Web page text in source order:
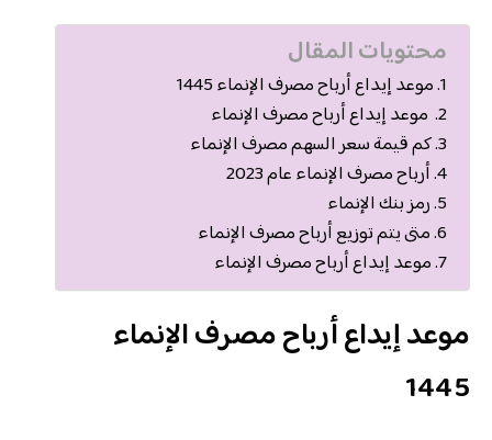
محتويات المقال
موعد إيداع أرباح مصرف الإنماء 1445
موعد إيداع أرباح مصرف الإنماء
كم قيمة سعر السهم مصرف الإنماء
أرباح مصرف الإنماء عام 2023
رمز بنك الإنماء
متى يتم توزيع أرباح مصرف الإنماء
موعد إيداع أرباح مصرف الإنماء
موعد إيداع أرباح مصرف الإنماء
1445